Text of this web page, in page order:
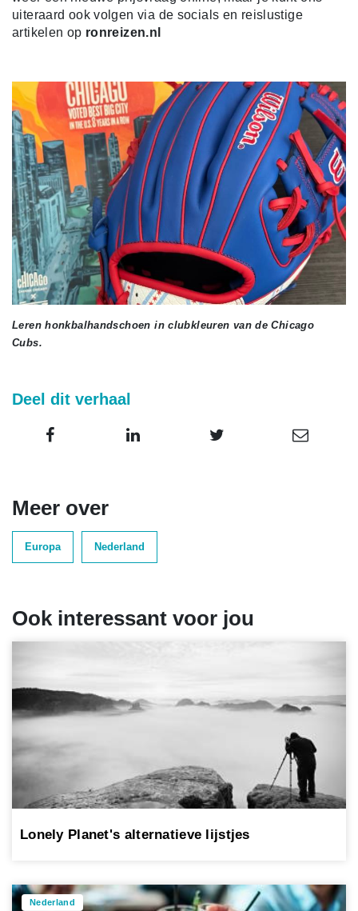
uiteraard ook volgen via de socials en reislustige
artikelen op ronreizen.nl
Leren honkbalhandschoen in clubkleuren van de Chicago
Cubs.
Deel dit verhaal
Meer over
Europa Nederland
Ook interessant voor jou
Lonely Planet's alternatieve lijstjes
Nederland